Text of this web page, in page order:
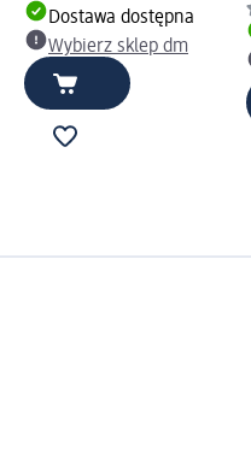
Dostawa dostępna
Wybierz sklep dm